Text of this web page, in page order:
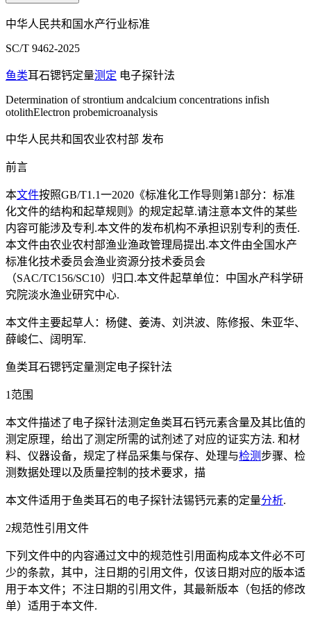
中华人民共和国水产行业标准
SC/T 9462-2025
鱼类耳石锶钙定量测定 电子探针法
Determination of strontium andcalcium concentrations infish
otolithElectron probemicroanalysis
中华人民共和国农业农村部 发布
前言
本文件按照GB/T1.1一2020《标准化工作导则第1部分：标准
化文件的结构和起草规则》的规定起草.请注意本文件的某些
内容可能涉及专利.本文件的发布机构不承担识别专利的责任.
本文件由农业农村部渔业渔政管理局提出.本文件由全国水产
标准化技术委员会渔业资源分技术委员会
（SAC/TC156/SC10）归口.本文件起草单位：中国水产科学研
究院淡水渔业研究中心.
本文件主要起草人：杨健、姜涛、刘洪波、陈修报、朱亚华、
薛峻仁、阔明军.
鱼类耳石锶钙定量测定电子探针法
1范围
本文件描述了电子探针法测定鱼类耳石钙元素含量及其比值的
测定原理，给出了测定所需的试剂述了对应的证实方法. 和材
料、仪器设备，规定了样品采集与保存、处理与检测 步骤、检
测数据处理以及质量控制的技术要求，描
本文件适用于鱼类耳石的电子探针法锡钙元素的定量分析.
2规范性引用文件
下列文件中的内容通过文中的规范性引用面构成本文件必不可
少的条款，其中，注日期的引用文件，仅该日期对应的版本适
用于本文件；不注日期的引用文件，其最新版本（包括的修改
单）适用于本文件.